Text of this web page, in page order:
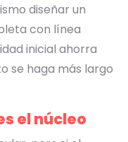
diseñar un
con línea
inicial ahorra
se haga más largo
el núcleo